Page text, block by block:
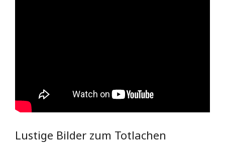
Lustige Bilder zum Totlachen